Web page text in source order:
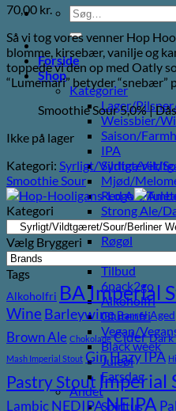
Søg
efter:
Forside
Shop
Kategorier
Lager/
Weissbier/
Saison/
IPA
Syrligt/
Mjød/
Red Ale/
Strong Ale/
Porter/
Røgøl
Øl
Tilbud
6pack2go
Alkoholfri
Glutenfri
Vegan/
Black week
Juleøl
Farsdag
Andet
Spiritus
70,00 kr.
Så vi tog vores venner Hop
blomme, kirsebær, vanilje og
toppede vi den op med Oatly
“Lumemari” betyder “snebær”
Smoothie Sour 5,0% |
Ikke på lager
Kategori: Syrligt/Vildtgæret/
Smoothie Sour
Kategori
Vælg Bryggeri
Tags
Alkoholfri BA Imperial
Wine Barleywine Barrel Aged
Brown Ale Chokolade CiderDark
Mash Imperial Stout GinHazy IPA
Pastry Stout Imperial
Lambic NEDIPANEIPA